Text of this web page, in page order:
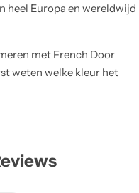
heel Europa en wereldwijd
met French Door
weten welke kleur het